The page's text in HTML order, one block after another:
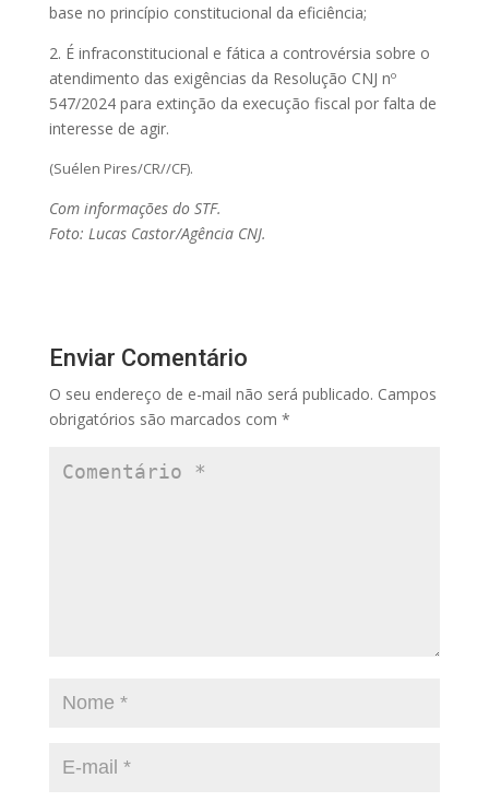
base no princípio constitucional da eficiência;
2. É infraconstitucional e fática a controvérsia sobre o
atendimento das exigências da Resolução CNJ nº
547/2024 para extinção da execução fiscal por falta de
interesse de agir.
(Suélen Pires/CR//CF).
Com informações do STF.
Foto: Lucas Castor/Agência CNJ.
Enviar Comentário
O seu endereço de e-mail não será publicado. Campos
obrigatórios são marcados com *